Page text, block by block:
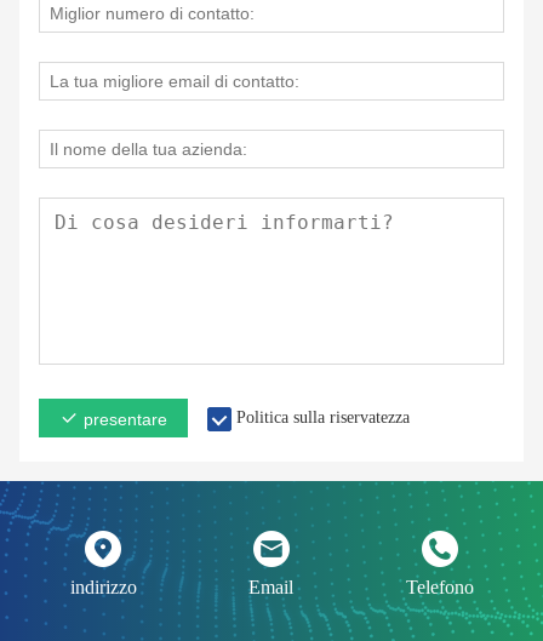
presentare Politica sulla riservatezza
indirizzo Email Telefono